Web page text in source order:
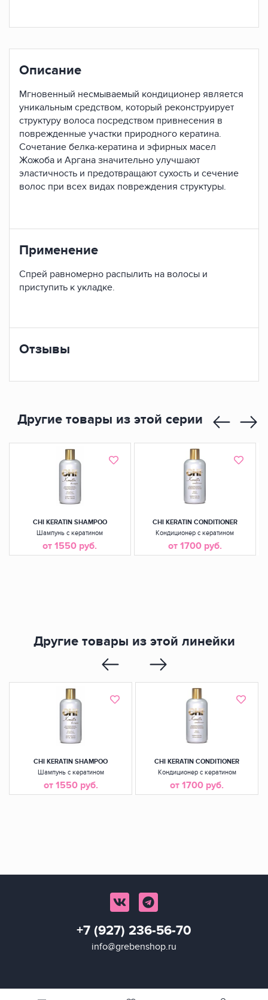
Описание
Мгновенный несмываемый кондиционер является
уникальным средством, который реконструирует
структуру волоса посредством привнесения в
поврежденные участки природного кератина.
Сочетание белка-кератина и эфирных масел
Жожоба и Аргана значительно улучшают
эластичность и предотвращают сухость и сечение
волос при всех видах повреждения структуры.
Применение
Спрей равномерно распылить на волосы и
приступить к укладке.
Отзывы
Другие товары из этой серии
CHI KERATIN SHAMPOO
Шампунь с кератином
от 1550 руб.
CHI KERATIN CONDITIONER
Кондиционер с кератином
от 1700 руб.
Другие товары из этой линейки
CHI KERATIN SHAMPOO
Шампунь с кератином
от 1550 руб.
CHI KERATIN CONDITIONER
Кондиционер с кератином
от 1700 руб.
+7 (927) 236-56-70
info@grebenshop.ru